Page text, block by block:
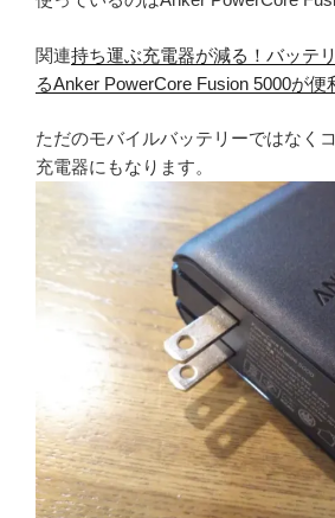
関連持ち運ぶ充電器が減る！バッテ
るAnker PowerCore Fusion 5000が便
ただのモバイルバッテリーではなく
充電器にもなります。